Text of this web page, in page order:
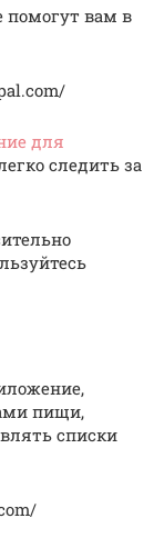
помогут вам в
для
следить за
пищи,
списки